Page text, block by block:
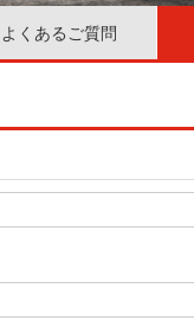
よくあるご質問